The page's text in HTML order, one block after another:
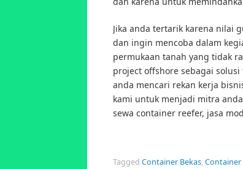
Jika anda tertarik karena nilai
dan ingin mencoba dalam
permukaan tanah yang tidak
project offshore sebagai
anda mencari rekan kerja
kami untuk menjadi mitra
sewa container reefer, jasa
Tagged Container Bekas,